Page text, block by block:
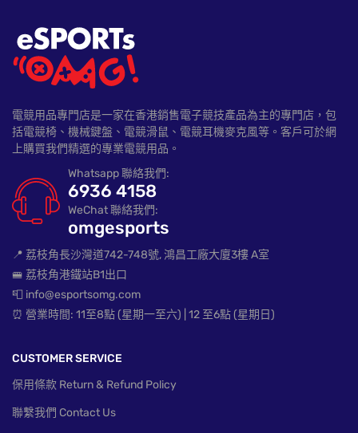
電競用品專門店是一家在香港銷售電子競技產品為主的專門店，包
括電競椅、機械鍵盤、電競滑鼠、電競耳機麥克風等。客戶可於網
上購買我們精選的專業電競用品。
Whatsapp 聯絡我們:
6936 4158
WeChat 聯絡我們:
omgesports
📍 荔枝角長沙灣道742-748號, 鴻昌工廠大廈3樓 A室
🚝 荔枝角港鐵站B1出口
📮 info@esportsomg.com
⏰ 營業時間: 11至8點 (星期一至六) | 12 至6點 (星期日)
CUSTOMER SERVICE
保用條款 Return & Refund Policy
聯繫我們 Contact Us